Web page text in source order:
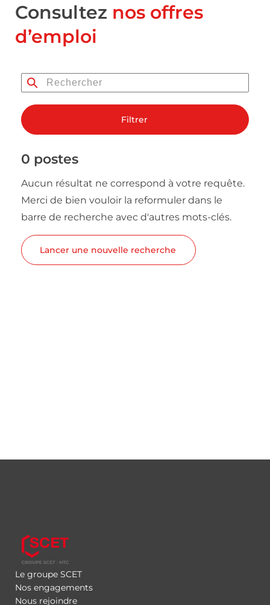
Consultez nos offres
d’emploi
Filtrer
0 postes
Aucun résultat ne correspond à votre requête.
Merci de bien vouloir la reformuler dans le
barre de recherche avec d'autres mots-clés.
Lancer une nouvelle recherche
Le groupe SCET
Nos engagements
Nous rejoindre